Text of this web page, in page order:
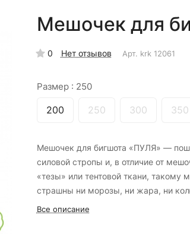
Мешочек для
0 Нет отзывов Арт. krk 12061
Размер : 250
200 250 300 350
Мешочек для бигшота «ПУЛЯ» —
силовой стропы и, в отличие от
«тезы» или тентовой ткани, такому
страшны ни морозы, ни жара, ни
острые ветки.
Все описание